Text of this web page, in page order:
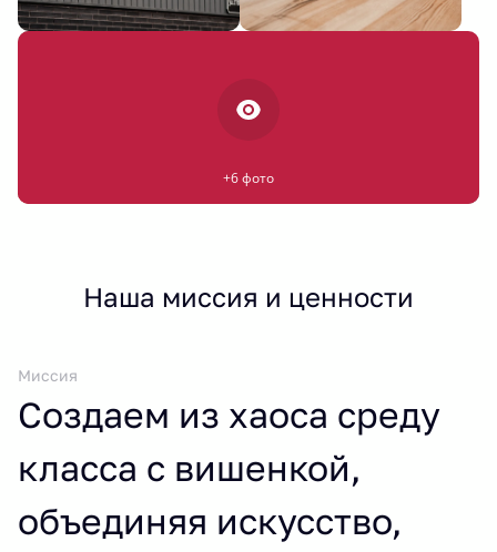
+6 фото
Наша миссия и ценности
Миссия
Создаем из хаоса среду
класса с вишенкой,
объединяя искусство,